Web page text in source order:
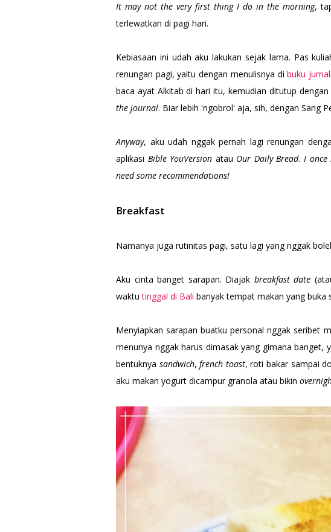
It may not the very first thing I do in the morning,
terlewatkan di pagi hari.
Kebiasaan ini udah aku lakukan sejak lama. Pas
renungan pagi, yaitu dengan menulisnya dibuku jurnal
baca ayat Alkitab di hari itu, kemudian ditutup dengan
the journal. Biar lebih 'ngobrol' aja, sih, dengan Sang
Anyway, aku udah nggak pernah lagi renungan
aplikasi Bible YouVersion atau Our Daily Bread. I once
need some recommendations!
Breakfast
Namanya juga rutinitas pagi, satu lagi yang nggak
Aku cinta banget sarapan. Diajak breakfast date
waktutinggal di Bali banyak tempat makan yang buka
Menyiapkan sarapan buatku personal nggak seribet
menunya nggak harus dimasak yang gimana banget,
bentuknya sandwich,french toast, roti bakar sampai
aku makan yogurt dicampur granola atau bikin